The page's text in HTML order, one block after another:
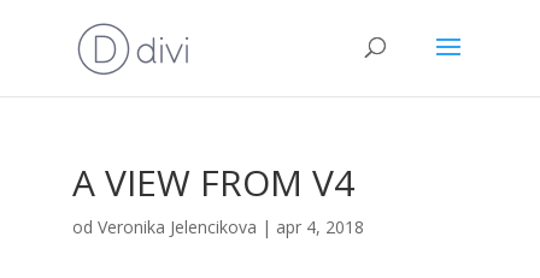
A VIEW FROM V4
od Veronika Jelencikova | apr 4, 2018